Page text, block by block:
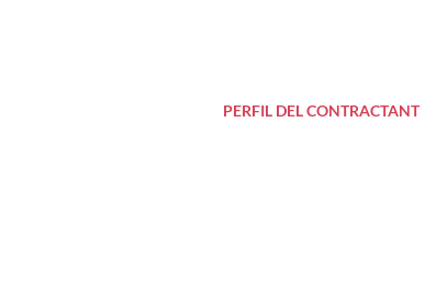
PERFIL DEL CONTRACTANT